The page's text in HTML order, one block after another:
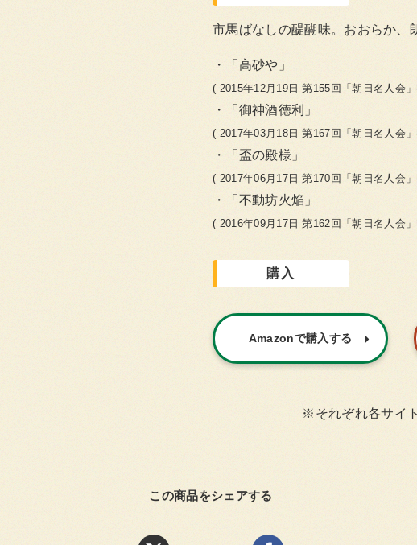
市馬ばなしの醍醐味。おおらか、
「高砂や」
( 2015年12月19日 第155回「朝日名人会
「御神酒徳利」
( 2017年03月18日 第167回「朝日名人会
「盃の殿様」
( 2017年06月17日 第170回「朝日名人会
「不動坊火焔」
( 2016年09月17日 第162回「朝日名人会
購入
Amazonで購入する
※それぞれ各サイ
この商品をシェアする